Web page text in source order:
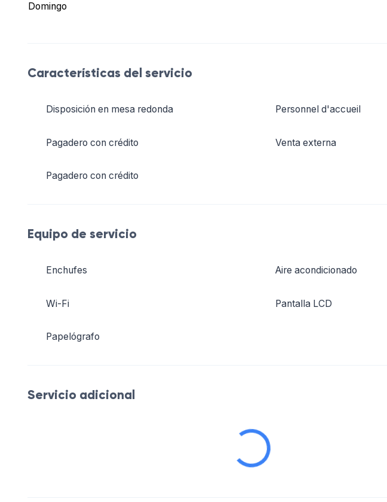
Domingo
Características del servicio
Disposición en mesa redonda
Pagadero con crédito
Pagadero con crédito
Personnel d'accueil
Venta externa
Equipo de servicio
Enchufes
Wi-Fi
Papelógrafo
Aire acondicionado
Pantalla LCD
Servicio adicional